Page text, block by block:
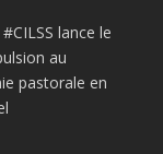
lance le
au
pastorale en